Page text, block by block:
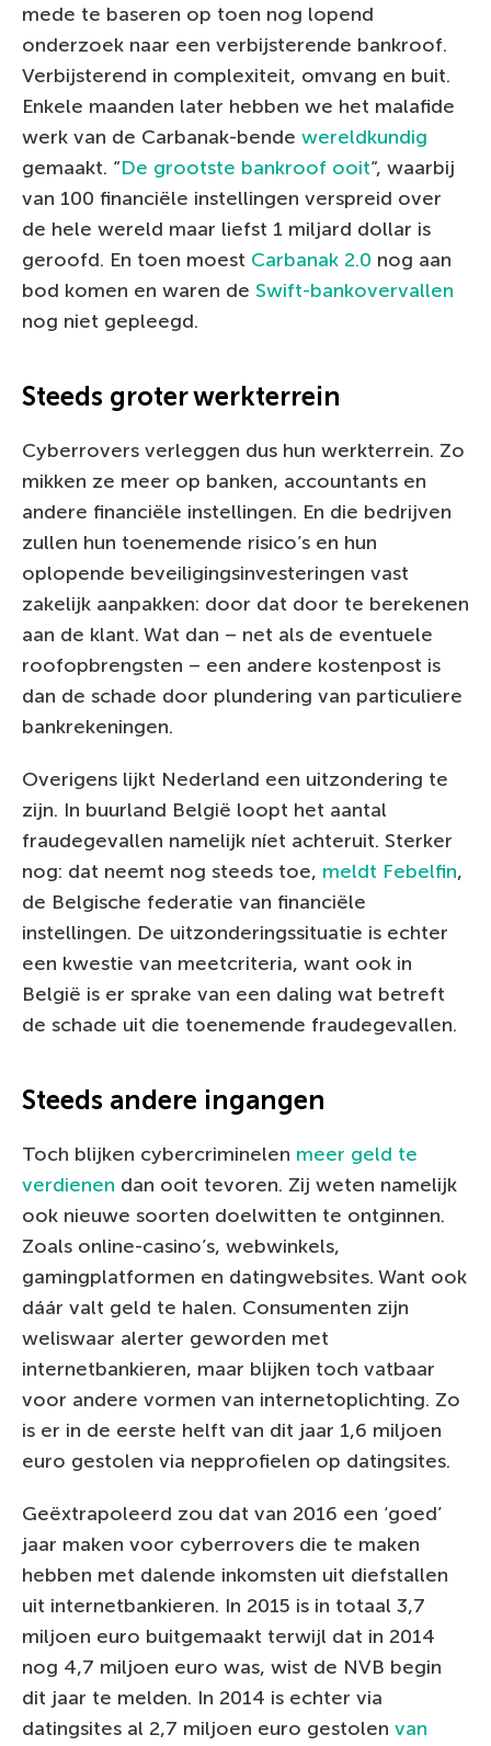
mede te baseren op toen nog lopend
onderzoek naar een verbijsterende bankroof.
Verbijsterend in complexiteit, omvang en buit.
Enkele maanden later hebben we het malafide
werk van de Carbanak-bende wereldkundig
gemaakt. “De grootste bankroof ooit“, waarbij
van 100 financiële instellingen verspreid over
de hele wereld maar liefst 1 miljard dollar is
geroofd. En toen moest Carbanak 2.0 nog aan
bod komen en waren de Swift-bankovervallen
nog niet gepleegd.
Steeds groter werkterrein
Cyberrovers verleggen dus hun werkterrein. Zo
mikken ze meer op banken, accountants en
andere financiële instellingen. En die bedrijven
zullen hun toenemende risico’s en hun
oplopende beveiligingsinvesteringen vast
zakelijk aanpakken: door dat door te berekenen
aan de klant. Wat dan – net als de eventuele
roofopbrengsten – een andere kostenpost is
dan de schade door plundering van particuliere
bankrekeningen.
Overigens lijkt Nederland een uitzondering te
zijn. In buurland België loopt het aantal
fraudegevallen namelijk níet achteruit. Sterker
nog: dat neemt nog steeds toe, meldt Febelfin,
de Belgische federatie van financiële
instellingen. De uitzonderingssituatie is echter
een kwestie van meetcriteria, want ook in
België is er sprake van een daling wat betreft
de schade uit die toenemende fraudegevallen.
Steeds andere ingangen
Toch blijken cybercriminelen meer geld te
verdienen dan ooit tevoren. Zij weten namelijk
ook nieuwe soorten doelwitten te ontginnen.
Zoals online-casino’s, webwinkels,
gamingplatformen en datingwebsites. Want ook
dáár valt geld te halen. Consumenten zijn
weliswaar alerter geworden met
internetbankieren, maar blijken toch vatbaar
voor andere vormen van internetoplichting. Zo
is er in de eerste helft van dit jaar 1,6 miljoen
euro gestolen via nepprofielen op datingsites.
Geëxtrapoleerd zou dat van 2016 een ‘goed’
jaar maken voor cyberrovers die te maken
hebben met dalende inkomsten uit diefstallen
uit internetbankieren. In 2015 is in totaal 3,7
miljoen euro buitgemaakt terwijl dat in 2014
nog 4,7 miljoen euro was, wist de NVB begin
dit jaar te melden. In 2014 is echter via
datingsites al 2,7 miljoen euro gestolen van